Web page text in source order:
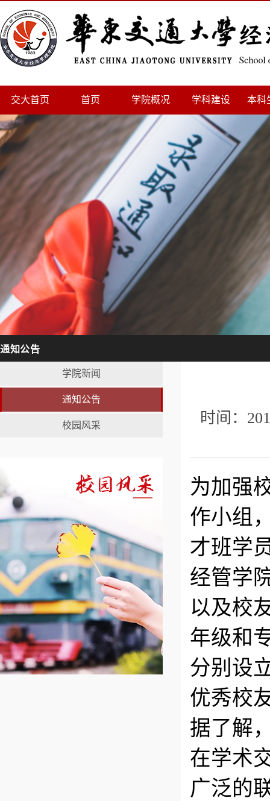
交大首页 首页 学院概况 学科建设 本科
通知公告
学院新闻
通知公告
校园风采 时间：
为加强
作小组
才班学
经管学
以及校
年级和
分别设
优秀校
据了解
在学术
广泛的